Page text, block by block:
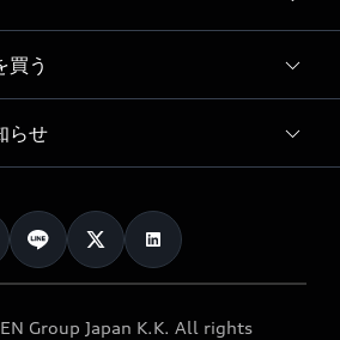
ト
う
らせ
ーン
Group Japan K.K. All rights